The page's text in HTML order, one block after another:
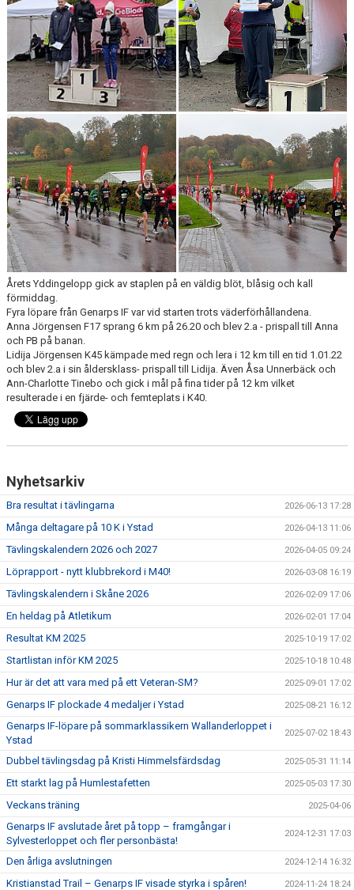
KONTAKT
LÄNKAR
INTERNA TÄVLINGAR
GIFT GENARPS IF TRAIL 2026
ANMÄLAN TILL LÖPGRUPPEN
Årets Yddingelopp gick av staplen på en väldig blöt, blåsig och kall
förmiddag.
Fyra löpare från Genarps IF var vid starten trots väderförhållandena.
Anna Jörgensen F17 sprang 6 km på 26.20 och blev 2.a - prispall till Anna
och PB på banan.
Lidija Jörgensen K45 kämpade med regn och lera i 12 km till en tid 1.01.22
och blev 2.a i sin åldersklass- prispall till Lidija. Även Åsa Unnerbäck och
Ann-Charlotte Tinebo och gick i mål på fina tider på 12 km vilket
resulterade i en fjärde- och femteplats i K40.
Nyhetsarkiv
Bra resultat i tävlingarna 2026-06-13 17:28
Många deltagare på 10 K i Ystad 2026-04-13 11:06
Tävlingskalendern 2026 och 2027 2026-04-05 09:24
Löprapport - nytt klubbrekord i M40! 2026-03-08 16:19
Tävlingskalendern i Skåne 2026 2026-02-09 17:06
En heldag på Atletikum 2026-02-01 17:04
Resultat KM 2025 2025-10-19 17:02
Startlistan inför KM 2025 2025-10-18 10:48
Hur är det att vara med på ett Veteran-SM? 2025-09-01 17:02
Genarps IF plockade 4 medaljer i Ystad 2025-08-21 16:12
Genarps IF-löpare på sommarklassikern Wallanderloppet i
Ystad
2025-07-02 18:43
Dubbel tävlingsdag på Kristi Himmelsfärdsdag 2025-05-31 11:14
Ett starkt lag på Humlestafetten 2025-05-03 17:30
Veckans träning 2025-04-06
Genarps IF avslutade året på topp – framgångar i
Sylvesterloppet och fler personbästa!
2024-12-31 17:03
Den årliga avslutningen 2024-12-14 16:32
Kristianstad Trail – Genarps IF visade styrka i spåren! 2024-11-24 18:24